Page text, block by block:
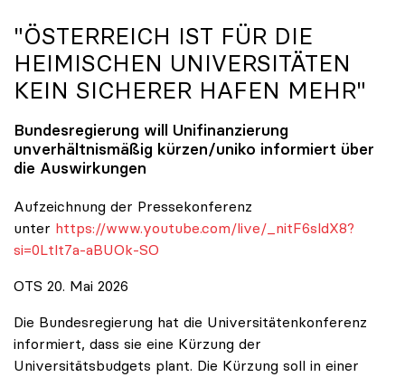
"ÖSTERREICH IST FÜR DIE
HEIMISCHEN UNIVERSITÄTEN
KEIN SICHERER HAFEN MEHR"
Bundesregierung will Unifinanzierung
unverhältnismäßig kürzen/uniko informiert über
die Auswirkungen
Aufzeichnung der Pressekonferenz
unter https://www.youtube.com/live/_nitF6sldX8?
si=0Ltlt7a-aBUOk-SO
OTS 20. Mai 2026
Die Bundesregierung hat die Universitätenkonferenz
informiert, dass sie eine Kürzung der
Universitätsbudgets plant. Die Kürzung soll in einer